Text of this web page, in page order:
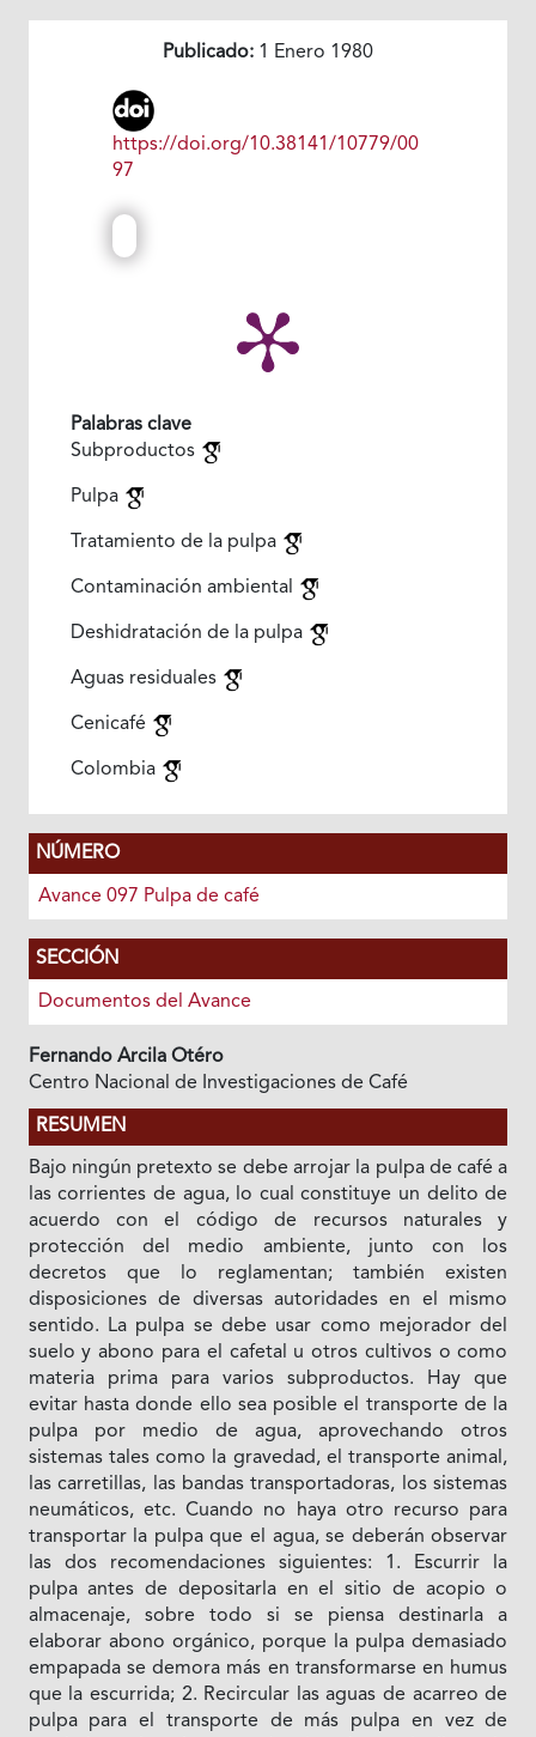
Publicado: 1 Enero 1980
https://doi.org/10.38141/10779/00
97
Palabras clave
Subproductos
Pulpa
Tratamiento de la pulpa
Contaminación ambiental
Deshidratación de la pulpa
Aguas residuales
Cenicafé
Colombia
NÚMERO
Avance 097 Pulpa de café
SECCIÓN
Documentos del Avance
Fernando Arcila Otéro
Centro Nacional de Investigaciones de Café
RESUMEN
Bajo ningún pretexto se debe arrojar la pulpa de café a
las corrientes de agua, lo cual constituye un delito de
acuerdo con el código de recursos naturales y
protección del medio ambiente, junto con los
decretos que lo reglamentan; también existen
disposiciones de diversas autoridades en el mismo
sentido. La pulpa se debe usar como mejorador del
suelo y abono para el cafetal u otros cultivos o como
materia prima para varios subproductos. Hay que
evitar hasta donde ello sea posible el transporte de la
pulpa por medio de agua, aprovechando otros
sistemas tales como la gravedad, el transporte animal,
las carretillas, las bandas transportadoras, los sistemas
neumáticos, etc. Cuando no haya otro recurso para
transportar la pulpa que el agua, se deberán observar
las dos recomendaciones siguientes: 1. Escurrir la
pulpa antes de depositarla en el sitio de acopio o
almacenaje, sobre todo si se piensa destinarla a
elaborar abono orgánico, porque la pulpa demasiado
empapada se demora más en transformarse en humus
que la escurrida; 2. Recircular las aguas de acarreo de
pulpa para el transporte de más pulpa en vez de